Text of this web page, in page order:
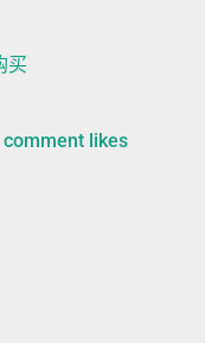
买
comment likes